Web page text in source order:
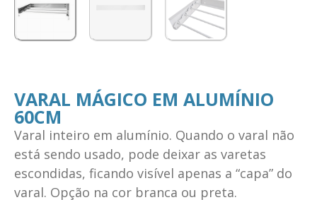
VARAL MÁGICO EM ALUMÍNIO
60CM
Varal inteiro em alumínio. Quando o varal não
está sendo usado, pode deixar as varetas
escondidas, ficando visível apenas a “capa” do
varal. Opção na cor branca ou preta.